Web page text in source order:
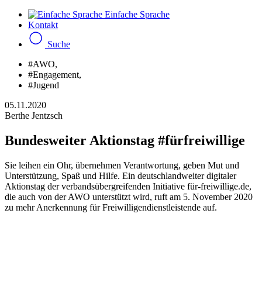
Einfache Sprache
Kontakt
Suche
#AWO,
#Engagement,
#Jugend
05.11.2020
Berthe Jentzsch
Bundesweiter Aktionstag #fürfreiwillige
Sie leihen ein Ohr, übernehmen Verantwortung, geben Mut und
Unterstützung, Spaß und Hilfe. Ein deutschlandweiter digitaler
Aktionstag der verbandsübergreifenden Initiative für-freiwillige.de,
die auch von der AWO unterstützt wird, ruft am 5. November 2020
zu mehr Anerkennung für Freiwilligendienstleistende auf.